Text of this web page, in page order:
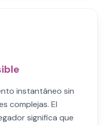
instantáneo sin
complejas. El
significa que